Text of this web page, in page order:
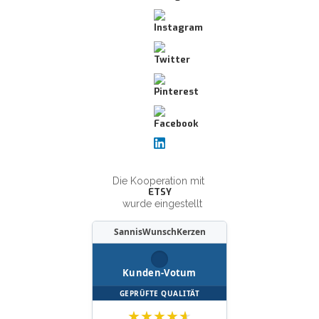
Die Kooperation mit
ETSY
wurde eingestellt
SannisWunschKerzen
Kunden-Votum
GEPRÜFTE QUALITÄT